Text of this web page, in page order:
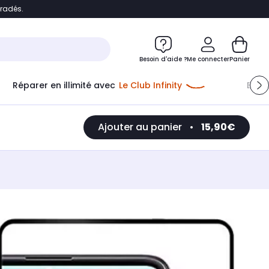
Accéder directement au chatbot
Besoin d'aide ?Me connecterPanier
Réparer en illimité avec Le Club Infinity
Ajouter au panier • 15,90€